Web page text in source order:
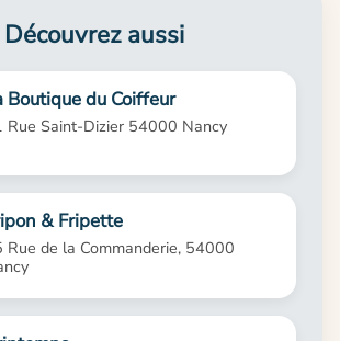
Découvrez aussi
Boutique du Coiffeur
Rue Saint-Dizier 54000 Nancy
& Fripette
Rue de la Commanderie, 54000